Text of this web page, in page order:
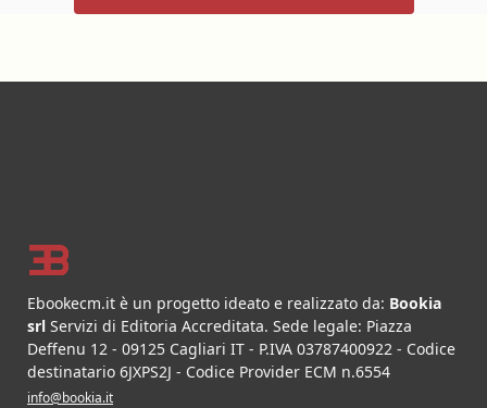
Ebookecm.it è un progetto ideato e realizzato da: Bookia
srl Servizi di Editoria Accreditata. Sede legale: Piazza
Deffenu 12 - 09125 Cagliari IT - P.IVA 03787400922 - Codice
destinatario 6JXPS2J - Codice Provider ECM n.6554
info@bookia.it